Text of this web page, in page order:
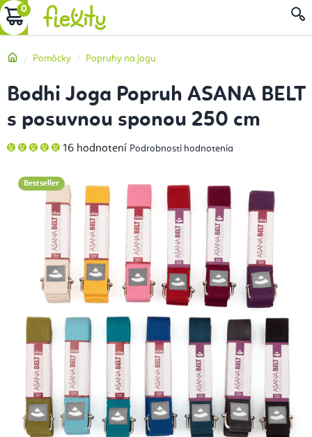
Prejsť
na
NÁKUPNÝ
DomovPomôcky Popruhy na jogu
Bodhi Joga Popruh ASANA BELT
s posuvnou sponou 250 cm
Priemerné
hodnotenie
5,0
z
hviezdičiek.
16 hodnotení Podrobnosti hodnotenia
Bestseller